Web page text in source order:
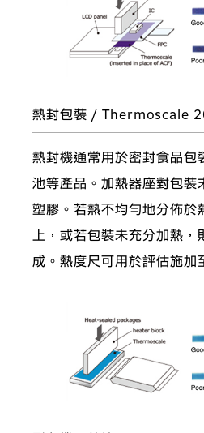
熱封包裝 / Thermoscale
熱封機通常用於密封食品包
池等產品。加熱器座對包裝
塑膠。若熱不均勻地分佈於
上，或若包裝未充分加熱，
成。熱度尺可用於評估施加